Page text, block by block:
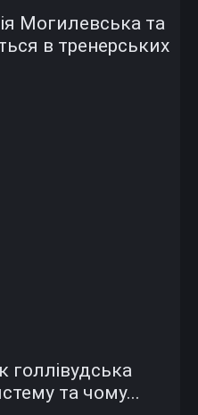
Могилевська та
в тренерських
голлівудська
та чому...